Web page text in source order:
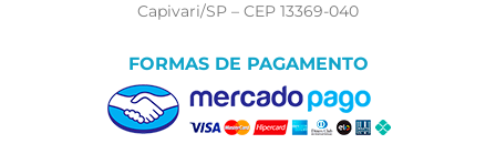
Capivari/SP – CEP 13369-040
FORMAS DE PAGAMENTO